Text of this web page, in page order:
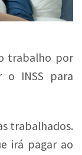
trabalho por
o INSS para
trabalhados.
irá pagar ao